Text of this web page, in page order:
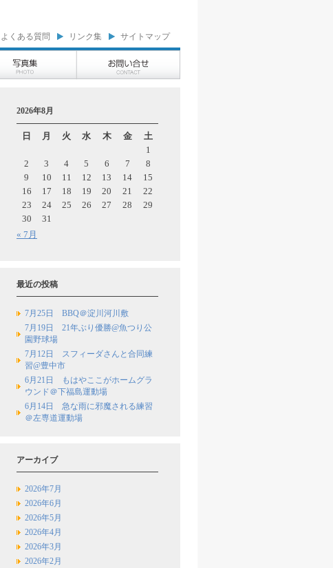
よくある質問 リンク集 サイトマップ
2026年8月
日 月 火 水 木 金 土
« 7月
1
2
3 4 5 6 7
8
9
10 11 12 13 14
15
16
17 18 19 20 21
22
23
24 25 26 27 28
29
30
31
最近の投稿
7月25日 BBQ＠淀川河川敷
7月19日 21年ぶり優勝@魚つり公
園野球場
7月12日 スフィーダさんと合同練
習@豊中市
6月21日 もはやここがホームグラ
ウンド＠下福島運動場
6月14日 急な雨に邪魔される練習
＠左専道運動場
アーカイブ
2026年7月
2026年6月
2026年5月
2026年4月
2026年3月
2026年2月